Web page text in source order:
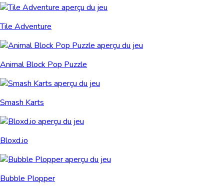
Tile Adventure
Animal Block Pop Puzzle
Smash Karts
Bloxd.io
Bubble Plopper